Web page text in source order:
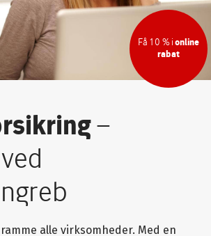
Få 10 % i online
rabat
–
alle virksomheder. Med en